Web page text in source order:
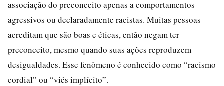
associação do preconceito apenas a comportamentos
agressivos ou declaradamente racistas. Muitas pessoas
acreditam que são boas e éticas, então negam ter
preconceito, mesmo quando suas ações reproduzem
desigualdades. Esse fenômeno é conhecido como “racismo
cordial” ou “viés implícito”.